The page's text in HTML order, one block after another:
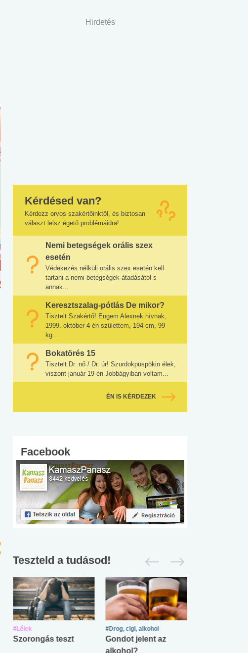
Hirdetés
Kérdésed van?
Kérdezz orvos szakértőinktől, és biztosan
választ lelsz égető problémáidra!
Nemi betegségek orális szex
esetén
Védekezés nélküli orális szex esetén kell
tartani a nemi betegségek átadásától s
annak...
Keresztszalag-pótlás De mikor?
Tisztelt Szakértő! Engem Alexnek hívnak,
1999. október 4-én születtem, 194 cm, 99
kg...
Bokatörés 15
Tisztelt Dr. nő / Dr. úr! Szurdokpüspökin élek,
viszont január 19-én Jobbágyiban voltam...
ÉN IS KÉRDEZEK
Facebook
Teszteld a tudásod!
#Lélek
Szorongás teszt
#Drog, cigi, alkohol
Gondot jelent az
alkohol?